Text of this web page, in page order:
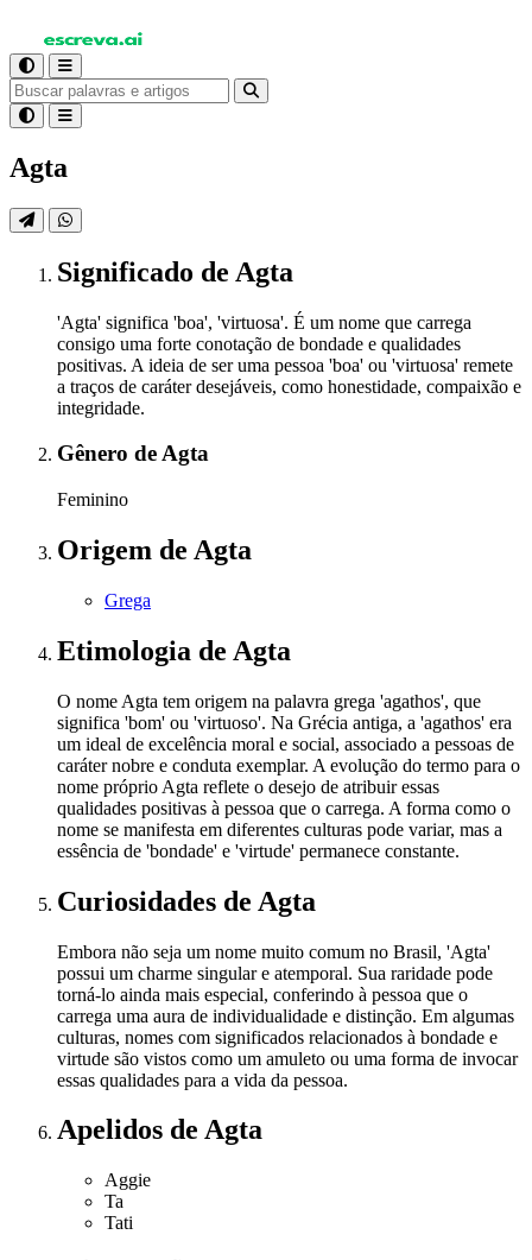
Agta
Significado de Agta
'Agta' significa 'boa', 'virtuosa'. É um nome que carrega
consigo uma forte conotação de bondade e qualidades
positivas. A ideia de ser uma pessoa 'boa' ou 'virtuosa' remete
a traços de caráter desejáveis, como honestidade, compaixão e
integridade.
Gênero de Agta
Feminino
Origem de Agta
Grega
Etimologia de Agta
O nome Agta tem origem na palavra grega 'agathos', que
significa 'bom' ou 'virtuoso'. Na Grécia antiga, a 'agathos' era
um ideal de excelência moral e social, associado a pessoas de
caráter nobre e conduta exemplar. A evolução do termo para o
nome próprio Agta reflete o desejo de atribuir essas
qualidades positivas à pessoa que o carrega. A forma como o
nome se manifesta em diferentes culturas pode variar, mas a
essência de 'bondade' e 'virtude' permanece constante.
Curiosidades de Agta
Embora não seja um nome muito comum no Brasil, 'Agta'
possui um charme singular e atemporal. Sua raridade pode
torná-lo ainda mais especial, conferindo à pessoa que o
carrega uma aura de individualidade e distinção. Em algumas
culturas, nomes com significados relacionados à bondade e
virtude são vistos como um amuleto ou uma forma de invocar
essas qualidades para a vida da pessoa.
Apelidos de Agta
Aggie
Ta
Tati